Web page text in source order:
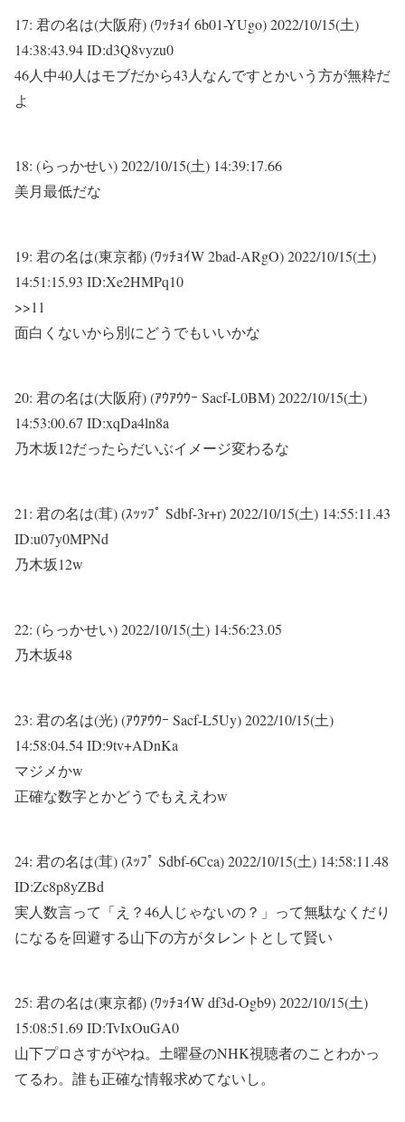
17: 君の名は(大阪府) (ﾜｯﾁｮｲ 6b01-YUgo)2022/10/15(土)
14:38:43.94 ID:d3Q8vyzu0
46人中40人はモブだから43人なんですとかいう方が無粋だ
よ
18: (らっかせい)2022/10/15(土) 14:39:17.66
美月最低だな
19: 君の名は(東京都) (ﾜｯﾁｮｲW 2bad-ARgO)2022/10/15(土)
14:51:15.93 ID:Xe2HMPq10
>>11
面白くないから別にどうでもいいかな
20: 君の名は(大阪府) (ｱｳｱｳｳｰ Sacf-L0BM)2022/10/15(土)
14:53:00.67 ID:xqDa4ln8a
乃木坂12だったらだいぶイメージ変わるな
21: 君の名は(茸) (ｽｯｯﾌﾟ Sdbf-3r+r)2022/10/15(土) 14:55:11.43
ID:u07y0MPNd
乃木坂12w
22: (らっかせい)2022/10/15(土) 14:56:23.05
乃木坂48
23: 君の名は(光) (ｱｳｱｳｳｰ Sacf-L5Uy)2022/10/15(土)
14:58:04.54 ID:9tv+ADnKa
マジメかw
正確な数字とかどうでもええわw
24: 君の名は(茸) (ｽｯﾌﾟ Sdbf-6Cca)2022/10/15(土) 14:58:11.48
ID:Zc8p8yZBd
実人数言って「え？46人じゃないの？」って無駄なくだり
になるを回避する山下の方がタレントとして賢い
25: 君の名は(東京都) (ﾜｯﾁｮｲW df3d-Ogb9)2022/10/15(土)
15:08:51.69 ID:TvIxOuGA0
山下プロさすがやね。土曜昼のNHK視聴者のことわかっ
てるわ。誰も正確な情報求めてないし。